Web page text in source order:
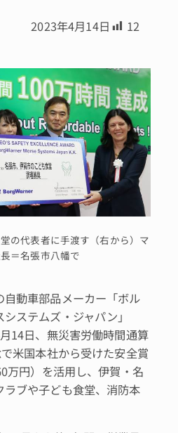
2023年4月14日 12
の代表者に手渡す（右から）マ
＝名張市八幡で
動車部品メーカー「ボル
ステムズ・ジャパン」
14日、無災害労働時間通算
米国本社から受けた安全賞
万円）を活用し、伊賀・名
ブや子ども食堂、消防本